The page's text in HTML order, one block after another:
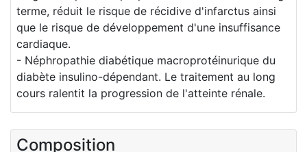
terme, réduit le risque de récidive d'infarctus ainsi
que le risque de développement d'une insuffisance
cardiaque.
- Néphropathie diabétique macroprotéinurique du
diabète insulino-dépendant. Le traitement au long
cours ralentit la progression de l'atteinte rénale.
Composition